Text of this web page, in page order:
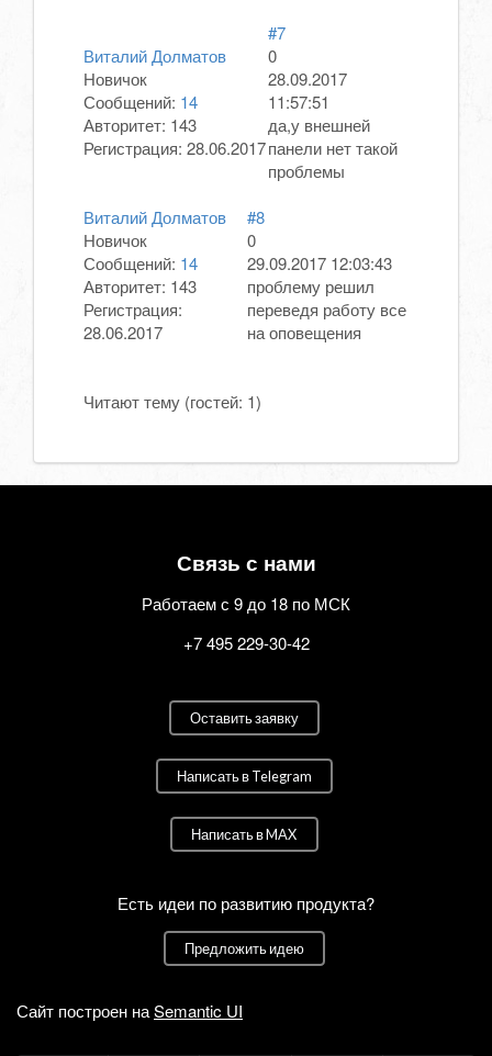
Виталий Долматов
Новичок
Сообщений: 14
Авторитет: 143
Регистрация: 28.06.2017
#7
0
28.09.2017
11:57:51
да,у внешней
панели нет такой
проблемы
Виталий Долматов
Новичок
Сообщений: 14
Авторитет: 143
Регистрация:
28.06.2017
#8
0
29.09.2017 12:03:43
проблему решил
переведя работу все
на оповещения
Читают тему (гостей: 1)
Связь с нами
Работаем с 9 до 18 по МСК
+7 495 229-30-42
Оставить заявку
Написать в Telegram
Написать в MAX
Есть идеи по развитию продукта?
Предложить идею
Сайт построен наSemantic UI